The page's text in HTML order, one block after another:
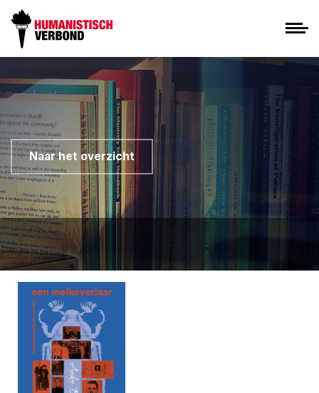
Naar het overzicht